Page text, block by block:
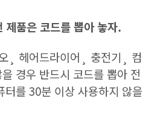
제품은 코드를 뽑아 놓자.
¸ 헤어드라이어¸ 충전기¸ 컴
경우 반드시 코드를 뽑아 전
터를 30분 이상 사용하지 않을